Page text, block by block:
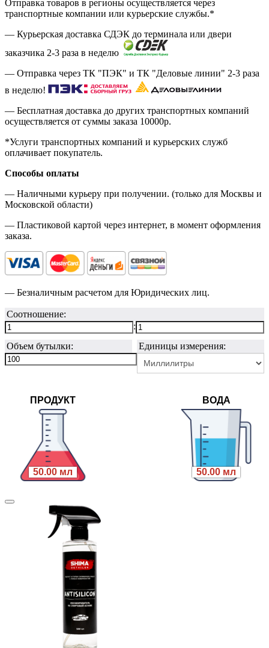
Отправка товаров в регионы осуществляется через
транспортные компании или курьерские службы.*
— Курьерская доставка СДЭК до терминала или двери
заказчика 2-3 раза в неделю
— Отправка через ТК "ПЭК" и ТК "Деловые линии" 2-3 раза
в неделю!
— Бесплатная доставка до других транспортных компаний
осуществляется от суммы заказа 10000р.
*Услуги транспортных компаний и курьерских служб
оплачивает покупатель.
Способы оплаты
— Наличными курьеру при получении. (только для Москвы и
Московской области)
— Пластиковой картой через интернет, в момент оформления
заказа.
— Безналичным расчетом для Юридических лиц.
Соотношение:
:
Объем бутылки:
Единицы измерения:
ПРОДУКТ
50.00 мл
ВОДА
50.00 мл